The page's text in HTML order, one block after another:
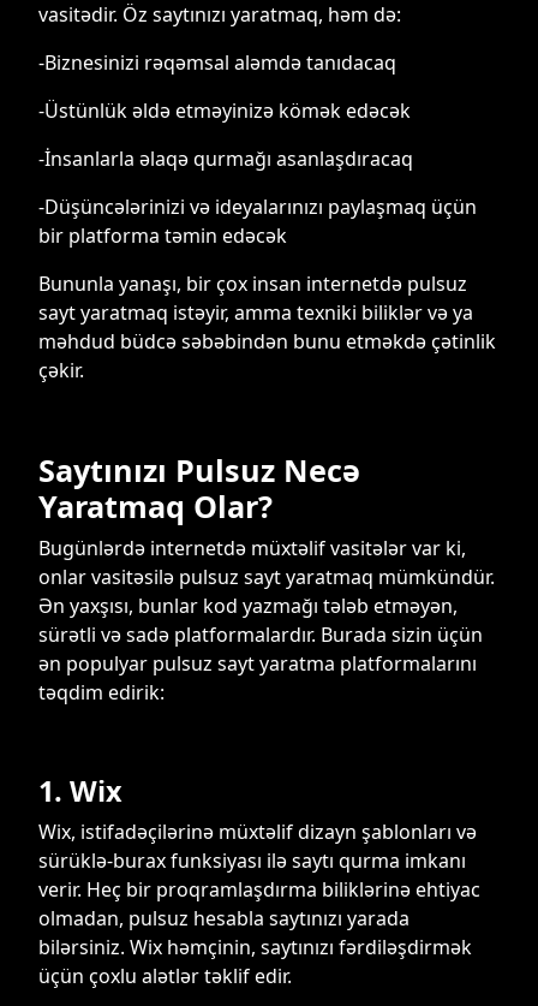
vasitədir. Öz saytınızı yaratmaq, həm də:
-Biznesinizi rəqəmsal aləmdə tanıdacaq
-Üstünlük əldə etməyinizə kömək edəcək
-İnsanlarla əlaqə qurmağı asanlaşdıracaq
-Düşüncələrinizi və ideyalarınızı paylaşmaq üçün
bir platforma təmin edəcək
Bununla yanaşı, bir çox insan internetdə pulsuz
sayt yaratmaq istəyir, amma texniki biliklər və ya
məhdud büdcə səbəbindən bunu etməkdə çətinlik
çəkir.
Saytınızı Pulsuz Necə
Yaratmaq Olar?
Bugünlərdə internetdə müxtəlif vasitələr var ki,
onlar vasitəsilə pulsuz sayt yaratmaq mümkündür.
Ən yaxşısı, bunlar kod yazmağı tələb etməyən,
sürətli və sadə platformalardır. Burada sizin üçün
ən populyar pulsuz sayt yaratma platformalarını
təqdim edirik:
1. Wix
Wix, istifadəçilərinə müxtəlif dizayn şablonları və
sürüklə-burax funksiyası ilə saytı qurma imkanı
verir. Heç bir proqramlaşdırma biliklərinə ehtiyac
olmadan, pulsuz hesabla saytınızı yarada
bilərsiniz. Wix həmçinin, saytınızı fərdiləşdirmək
üçün çoxlu alətlər təklif edir.